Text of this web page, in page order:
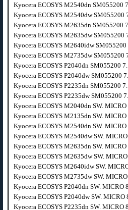
Kyocera ECOSYS M2540dn SM055200
Kyocera ECOSYS M2540dw SM055200
Kyocera ECOSYS M2635dn SM055200
Kyocera ECOSYS M2635dw SM055200
Kyocera ECOSYS M2640idw SM055200
Kyocera ECOSYS M2735dw SM055200
Kyocera ECOSYS P2040dn SM055200
Kyocera ECOSYS P2040dw SM055200
Kyocera ECOSYS P2235dn SM055200
Kyocera ECOSYS P2235dw SM055200
Kyocera ECOSYS M2040dn SW. MICRO
Kyocera ECOSYS M2135dn SW. MICRO
Kyocera ECOSYS M2540dn SW. MICRO
Kyocera ECOSYS M2540dw SW.
Kyocera ECOSYS M2635dn SW. MICRO
Kyocera ECOSYS M2635dw SW.
Kyocera ECOSYS M2640idw SW.
Kyocera ECOSYS M2735dw SW.
Kyocera ECOSYS P2040dn SW. MICRO
Kyocera ECOSYS P2040dw SW. MICRO
Kyocera ECOSYS P2235dn SW. MICRO